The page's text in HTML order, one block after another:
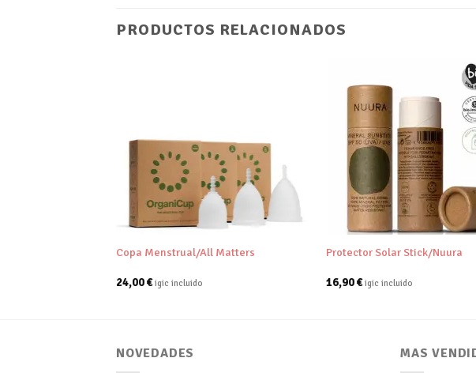
PRODUCTOS RELACIONADOS
deseos
+
Copa Menstrual/All Matters
24,00€ igic incluido
Protector Solar Stick/Nuura
16,90€ igic incluido
NOVEDADES MAS